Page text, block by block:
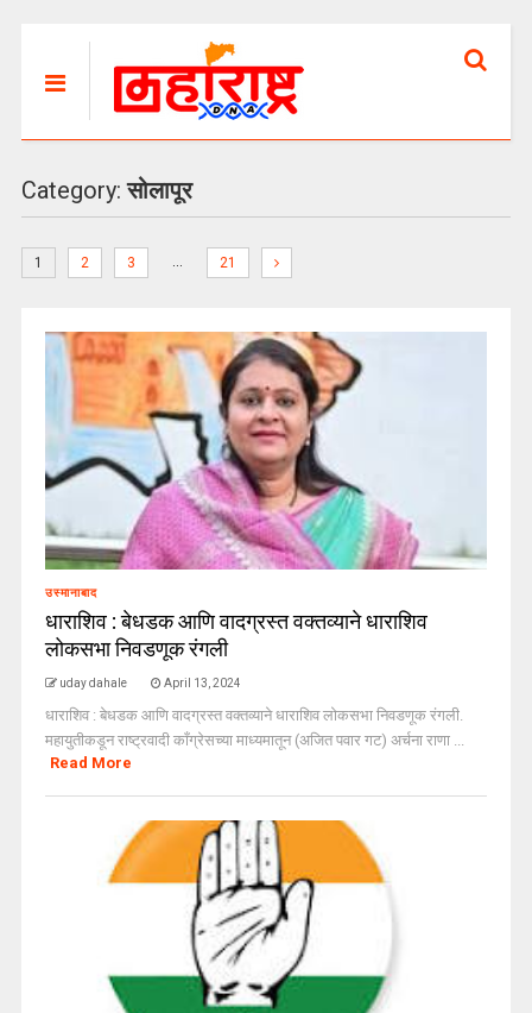
Category:सोलापूर
1 2 3 … 21
उस्मानाबाद
धाराशिव : बेधडक आणि वादग्रस्त वक्तव्याने धाराशिव
लोकसभा निवडणूक रंगली
uday dahale April 13, 2024
धाराशिव : बेधडक आणि वादग्रस्त वक्तव्याने धाराशिव लोकसभा निवडणूक रंगली.
महायुतीकडून राष्ट्रवादी काँग्रेसच्या माध्यमातून (अजित पवार गट) अर्चना राणा ...
Read More